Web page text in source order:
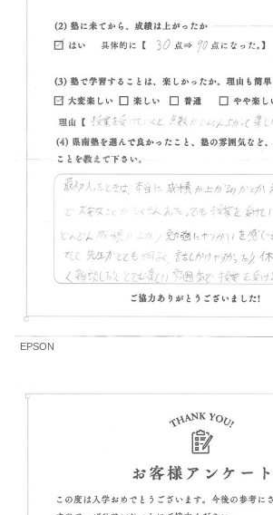
EPSON